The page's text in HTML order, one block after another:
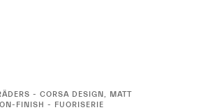
- CORSA DESIGN, MATT
FINISH - FUORISERIE